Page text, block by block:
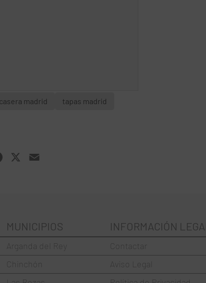
madrid tapas madrid
Facebook
MUNICIPIOS
Arganda del Rey
Chinchón
INFORMACIÓN LEGAL
Contactar
Aviso Legal